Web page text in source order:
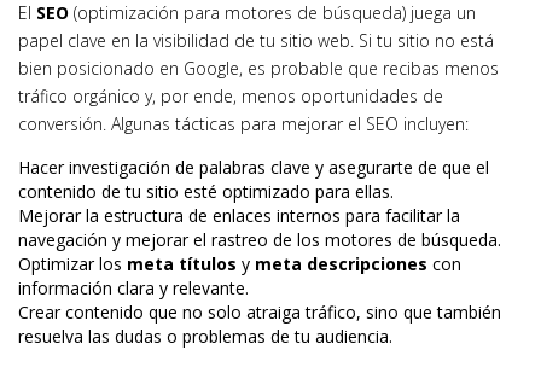
El SEO (optimización para motores de búsqueda) juega un
papel clave en la visibilidad de tu sitio web. Si tu sitio no está
bien posicionado en Google, es probable que recibas menos
tráfico orgánico y, por ende, menos oportunidades de
conversión. Algunas tácticas para mejorar el SEO incluyen:
Hacer investigación de palabras clave y asegurarte de que el
contenido de tu sitio esté optimizado para ellas.
Mejorar la estructura de enlaces internos para facilitar la
navegación y mejorar el rastreo de los motores de búsqueda.
Optimizar los meta títulos y meta descripciones con
información clara y relevante.
Crear contenido que no solo atraiga tráfico, sino que también
resuelva las dudas o problemas de tu audiencia.